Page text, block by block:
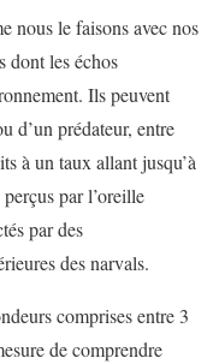
nous le faisons avec nos
dont les échos
Ils peuvent
d’un prédateur, entre
à un taux allant jusqu’à
par l’oreille
par des
des narvals.
comprises entre 3
de comprendre